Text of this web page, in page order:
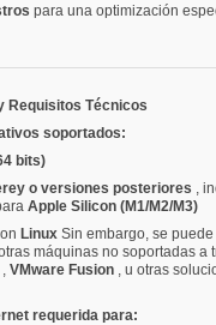
para una optimización
Requisitos Técnicos
soportados:
bits)
o versiones posteriores
,
Apple Silicon (M1/M2/M3)
Linux Sin embargo, se
máquinas no soportadas a
VMware Fusion
, u otras
requerida para: